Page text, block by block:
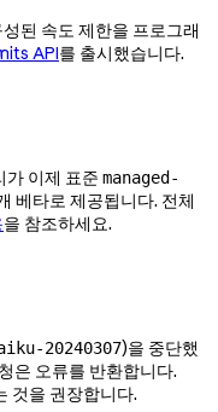
된 속도 제한을 프로그래
API를 출시했습니다.
이제 표준 managed-
베타로 제공됩니다. 전체
을 참조하세요.
20240307)을 중단했
은 오류를 반환합니다.
것을 권장합니다.